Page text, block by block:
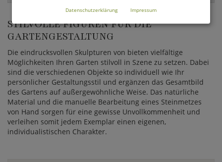
STILVOLLE FIGUREN FÜR DIE
GARTENGESTALTUNG
Die eindrucksvollen Skulpturen von bieten vielfältige
Möglichkeiten Ihren Garten stilvoll in Szene zu setzen. Dabei
sind die verschiedenen Objekte so individuell wie Ihr
persönlicher Gestaltungsstil und ergänzen das Gesamtbild
des Gartens auf außergewöhnliche Weise. Das natürliche
Material und die manuelle Bearbeitung eines Steinmetzes
von Hand sorgen für eine gewisse Unvollkommenheit und
verleihen somit jedem Exemplar einen eigenen,
individualistischen Charakter.
Datenschutzerklärung Impressum